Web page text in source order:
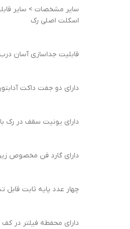
ساير مشخصات > سایر
اسکلت اصلی رک
قابلیت جداسازی آسان
دارای دو جفت داکت
دارای یونیت سقف در رک با یک فن
دارای گارد فن مخصوص
چهار عدد پایه ثابت
دارای محفطه فیلتر در